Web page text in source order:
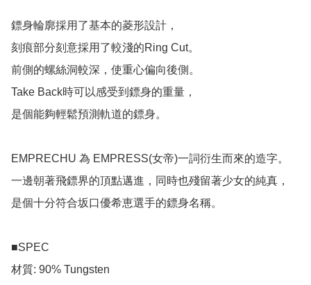
鏢身輪廓採用了基本的菱形設計，
刻痕部分刻意採用了較淺的Ring Cut。
前側的螺絲洞較深，使重心偏向後側。
Take Back時可以感受到鏢身的重量，
是個能夠輕鬆預測軌道的鏢身。
EMPRECHU 為 EMPRESS(女帝)一詞衍生而來的造字。
一邊朝著飛鏢界的頂點邁進，同時也殘留著少女的純真，
是個十分符合坂口優希恵選手的鏢身名稱。
■SPEC
材質: 90% Tungsten